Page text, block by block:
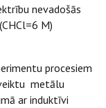
nevadošās
M)
procesiem
metālu
ar induktīvi